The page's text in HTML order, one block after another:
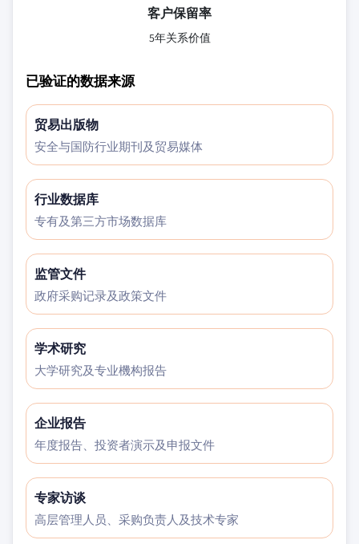
客户保留率
5年关系价值
已验证的数据来源
贸易出版物
安全与国防行业期刊及贸易媒体
行业数据库
专有及第三方市场数据库
监管文件
政府采购记录及政策文件
学术研究
大学研究及专业機构报告
企业报告
年度报告、投资者演示及申报文件
专家访谈
高层管理人员、采购负责人及技术专家